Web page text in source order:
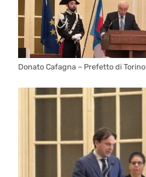
Donato Cafagna – Prefetto di Torino